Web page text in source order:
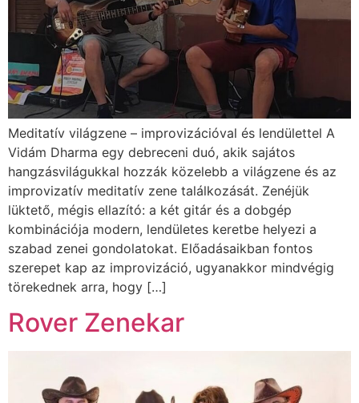
Meditatív világzene – improvizációval és lendülettel A
Vidám Dharma egy debreceni duó, akik sajátos
hangzásvilágukkal hozzák közelebb a világzene és az
improvizatív meditatív zene találkozását. Zenéjük
lüktető, mégis ellazító: a két gitár és a dobgép
kombinációja modern, lendületes keretbe helyezi a
szabad zenei gondolatokat. Előadásaikban fontos
szerepet kap az improvizáció, ugyanakkor mindvégig
törekednek arra, hogy […]
Rover Zenekar